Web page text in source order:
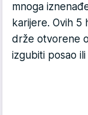
mnoga
karijere. Ovih
drže otvorene
izgubiti posao